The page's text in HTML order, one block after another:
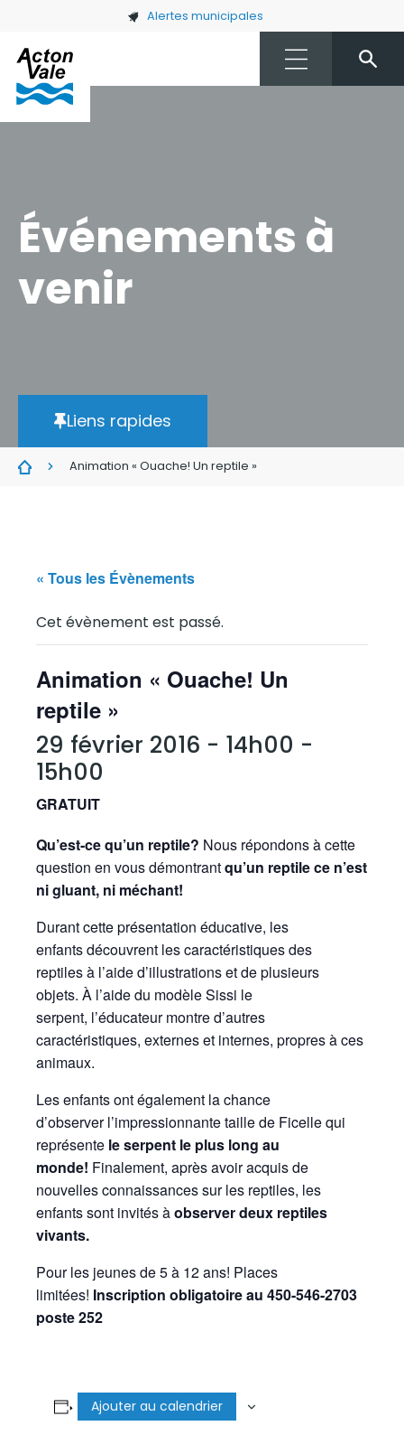
Skip to main content Alertes municipales
Événements à
venir
Liens rapides
Animation « Ouache! Un reptile »
« Tous les Évènements
Cet évènement est passé.
Animation « Ouache! Un
reptile »
29 février 2016 - 14h00 -
15h00
GRATUIT
Qu’est-ce qu’un reptile? Nous répondons à cette
question en vous démontrantqu’un reptile ce n’est
ni gluant, ni méchant!
Durant cette présentation éducative, les
enfants découvrent les caractéristiques des
reptiles à l’aide d’illustrations et de plusieurs
objets. À l’aide du modèle Sissi le
serpent, l’éducateur montre d’autres
caractéristiques, externes et internes, propres à ces
animaux.
Les enfants ont également la chance
d’observer l’impressionnante taille de Ficelle qui
représente le serpent le plus long au
monde! Finalement, après avoir acquis de
nouvelles connaissances sur les reptiles, les
enfants sont invités àobserver deux reptiles
vivants.
Pour les jeunes de 5 à 12 ans! Places
limitées! Inscription obligatoireau 450-546-2703
poste 252
Ajouter au calendrier